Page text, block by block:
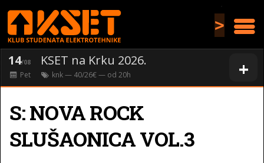
>
+
14/08 KSET na Krku 2026.
Pet knk— 40/26€ — od 20h
S: NOVA ROCK
SLUŠAONICA VOL.3